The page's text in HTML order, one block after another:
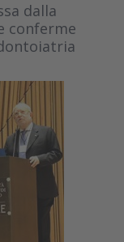
dalla
conferme